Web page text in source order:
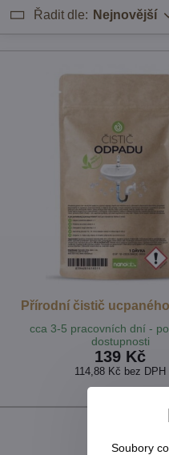
Řadit dle: Nejnovější
Přírodní čistič
cca 3-5 pracovních dní -
dostupnosti
139 Kč
114,88 Kč bez DPH
Soubory